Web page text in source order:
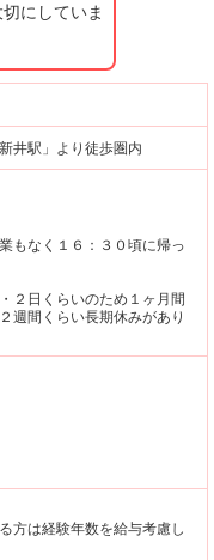
にしていま
井駅」より徒歩圏内
もなく１６：３０頃に帰っ
２日くらいのため１ヶ月間
週間くらい長期休みがあり
は経験年数を給与考慮し